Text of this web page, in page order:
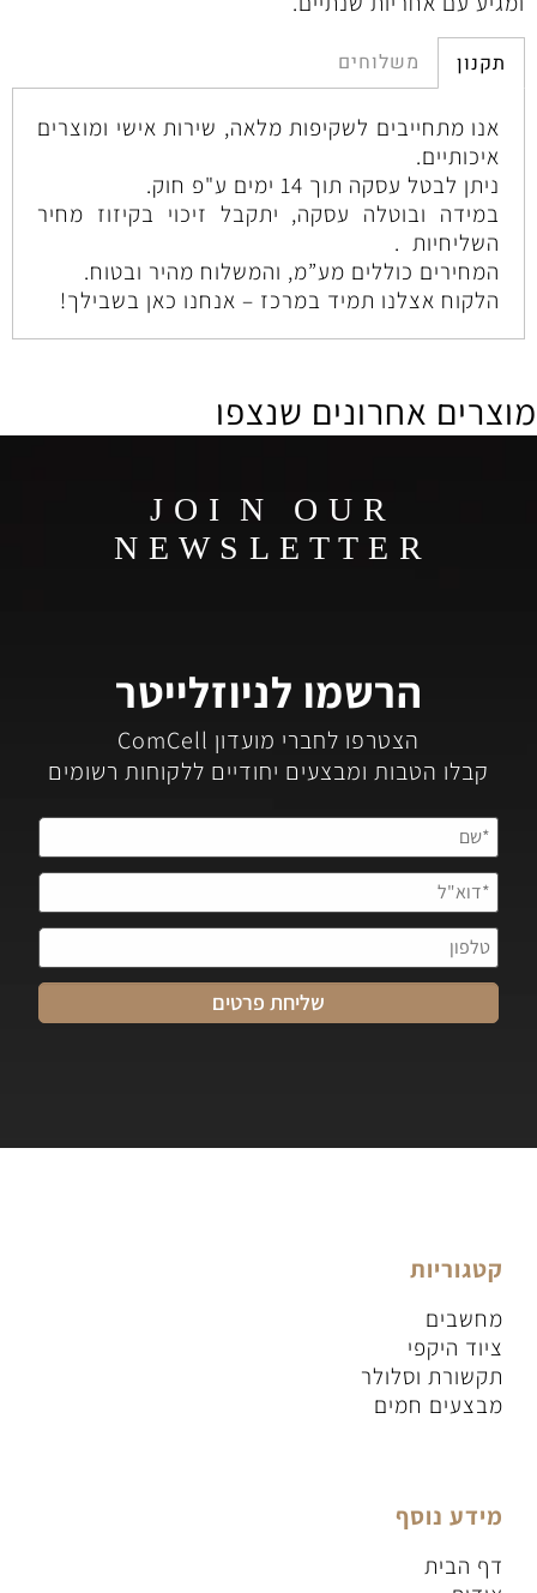
תקנון משלוחים
אנו מתחייבים לשקיפות מלאה, שירות אישי ומוצרים
איכותיים.
ניתן לבטל עסקה תוך 14 ימים ע"פ חוק.
במידה ובוטלה עסקה, יתקבל זיכוי בקיזוז מחיר
השליחיות .
המחירים כוללים מע”מ, והמשלוח מהיר ובטוח.
הלקוח אצלנו תמיד במרכז – אנחנו כאן בשבילך!
מוצרים אחרונים שנצפו
J O I N O U R
N E W S L E T T E R
הרשמו לניוזלייטר
הצטרפו לחברי מועדון ComCell
קבלו הטבות ומבצעים יחודיים ללקוחות רשומים
קטגוריות
מחשבים
ציוד היקפי
תקשורת וסלולר
מבצעים חמים
מידע נוסף
דף הבית